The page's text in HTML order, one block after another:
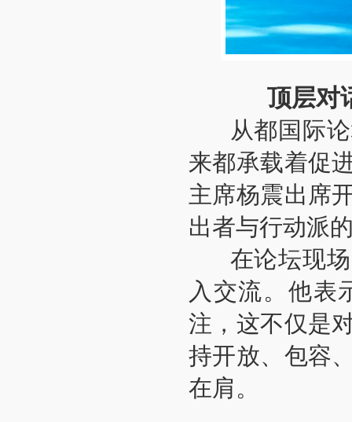
顶层对
从都国际论
来都承载着促
主席杨震出席
出者与行动派
在论坛现场
入交流。他表
注，这不仅是
持开放、包容
在肩。